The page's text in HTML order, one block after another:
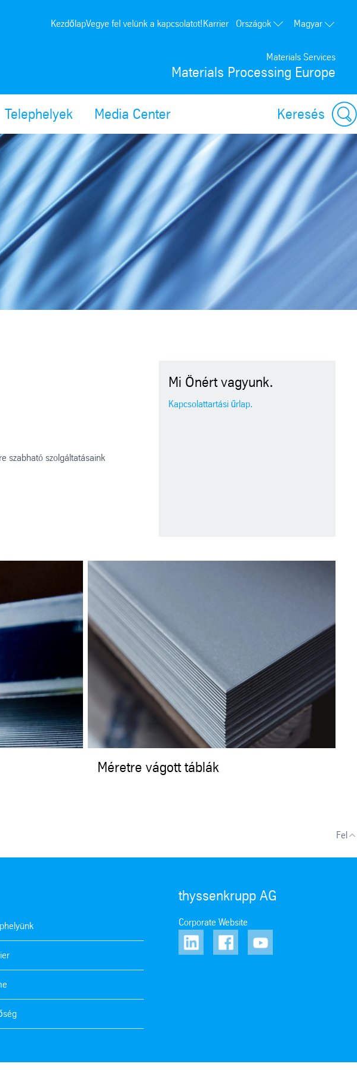
Materials Services
Materials Processing Europe
KezdőlapVegye fel velünk a kapcsolatot! Karrier
Országok
Egyesült Államok
Magyar
Telephelyek Media Center Keresés
szabható szolgáltatásaink
Mi Önért vagyunk.
Kapcsolattartási űrlap.
Méretre vágott táblák
Fel
thyssenkrupp AG
Corporate Website